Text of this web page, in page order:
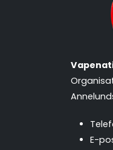
E-